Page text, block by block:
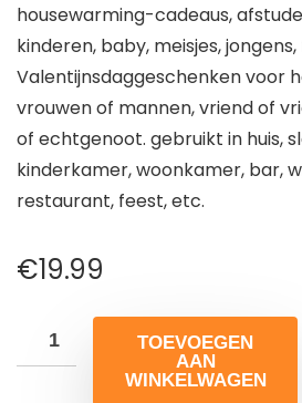
housewarming-cadeaus,
kinderen, baby, meisjes,
Valentijnsdaggeschenken voor
vrouwen of mannen, vriend of
of echtgenoot. gebruikt in huis,
kinderkamer, woonkamer, bar,
restaurant, feest, etc.
€19.99
TOEVOEGEN
AAN
WINKELWAGEN